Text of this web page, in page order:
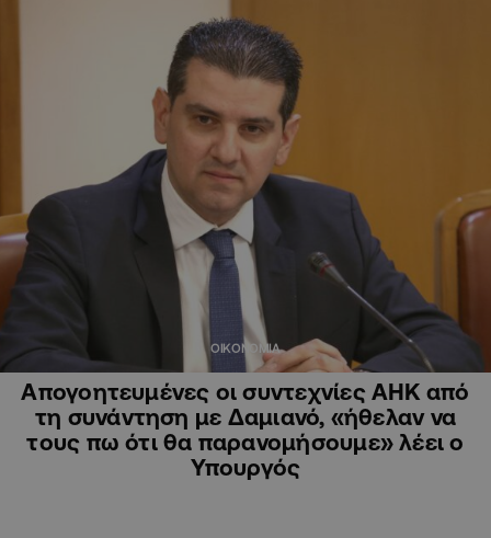
ΟΙΚΟΝΟΜΙΑ
Απογοητευμένες οι συντεχνίες ΑΗΚ από
τη συνάντηση με Δαμιανό, «ήθελαν να
τους πω ότι θα παρανομήσουμε» λέει ο
Υπουργός